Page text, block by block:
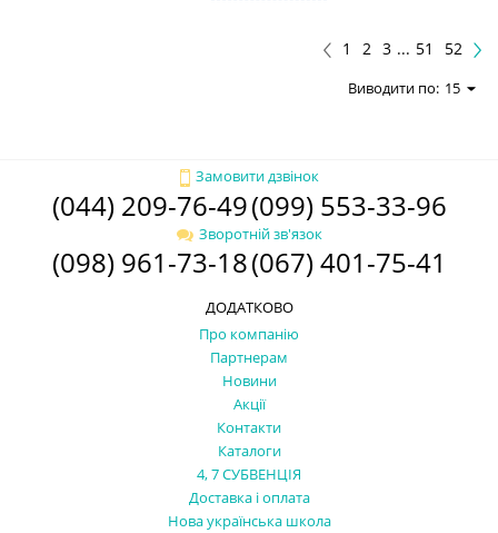
1 2 3 ... 51 52
Виводити по: 15
Замовити дзвінок
(044) 209-76-49(099) 553-33-96
Зворотній зв'язок
(098) 961-73-18(067) 401-75-41
ДОДАТКОВО
Про компанію
Партнерам
Новини
Акції
Контакти
Каталоги
4, 7 СУБВЕНЦІЯ
Доставка і оплата
Нова українська школа